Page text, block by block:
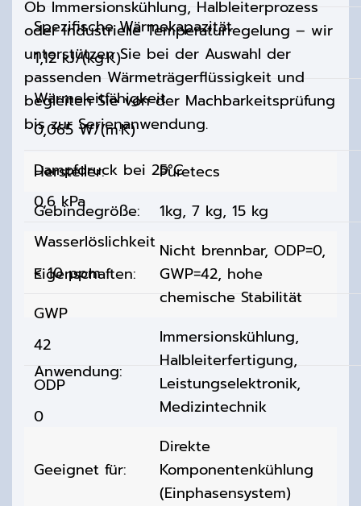
Spezifische Wärmekapazität
1,12 kJ/(kg·K)
Wärmeleitfähigkeit
0,065 W/(m·K)
Dampfdruck bei 25°C
0,6 kPa
Wasserlöslichkeit
< 10 ppm
GWP
42
ODP
0
Ob Immersionskühlung, Halbleiterprozess
oder industrielle Temperaturregelung – wir
unterstützen Sie bei der Auswahl der
passenden Wärmeträgerflüssigkeit und
begleiten Sie von der Machbarkeitsprüfung
bis zur Serienanwendung.
Hersteller:
Puretecs
Gebindegröße:
1kg, 7 kg, 15 kg
Eigenschaften:
Nicht brennbar, ODP=0,
GWP=42, hohe
chemische Stabilität
Anwendung:
Immersionskühlung,
Halbleiterfertigung,
Leistungselektronik,
Medizintechnik
Geeignet für:
Direkte
Komponentenkühlung
(Einphasensystem)